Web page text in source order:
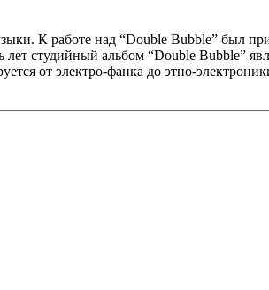
К работе над “Double Bubble” был
студийный альбом “Double Bubble”
от электро-фанка до этно-